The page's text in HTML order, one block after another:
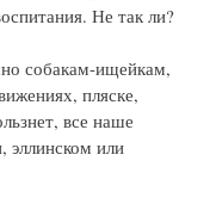
Не так ли?
собакам-ищейкам,
пляске,
все наше
эллинском или